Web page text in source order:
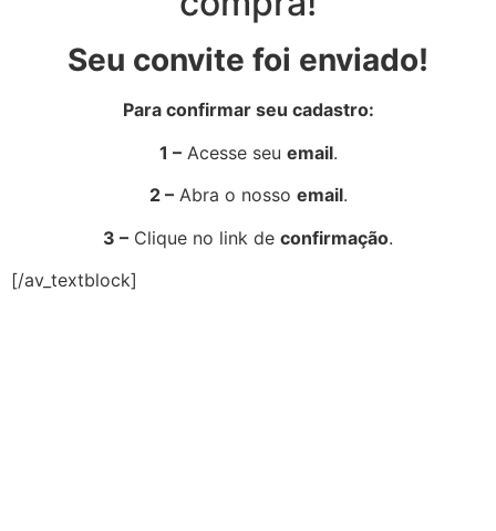
Seu convite foi enviado!
Para confirmar seu cadastro:
1 –Acesse seu email.
2 –Abra o nosso email.
3 – Clique no link de confirmação.
[/av_textblock]